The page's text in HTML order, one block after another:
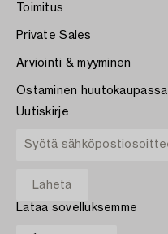
Toimitus
Private Sales
Arviointi & myyminen
Ostaminen huutokaupassa
Uutiskirje
Lataa sovelluksemme